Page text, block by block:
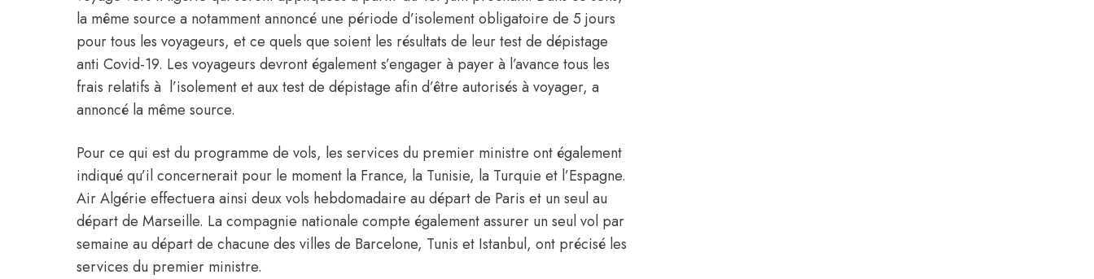
la même source a notamment annoncé une période d’isolement obligatoire de 5 jours
pour tous les voyageurs, et ce quels que soient les résultats de leur test de dépistage
anti Covid-19. Les voyageurs devront également s’engager à payer à l’avance tous les
frais relatifs à l’isolement et aux test de dépistage afin d’être autorisés à voyager, a
annoncé la même source.
Pour ce qui est du programme de vols, les services du premier ministre ont également
indiqué qu’il concernerait pour le moment la France, la Tunisie, la Turquie et l’Espagne.
Air Algérie effectuera ainsi deux vols hebdomadaire au départ de Paris et un seul au
départ de Marseille. La compagnie nationale compte également assurer un seul vol par
semaine au départ de chacune des villes de Barcelone, Tunis et Istanbul, ont précisé les
services du premier ministre.